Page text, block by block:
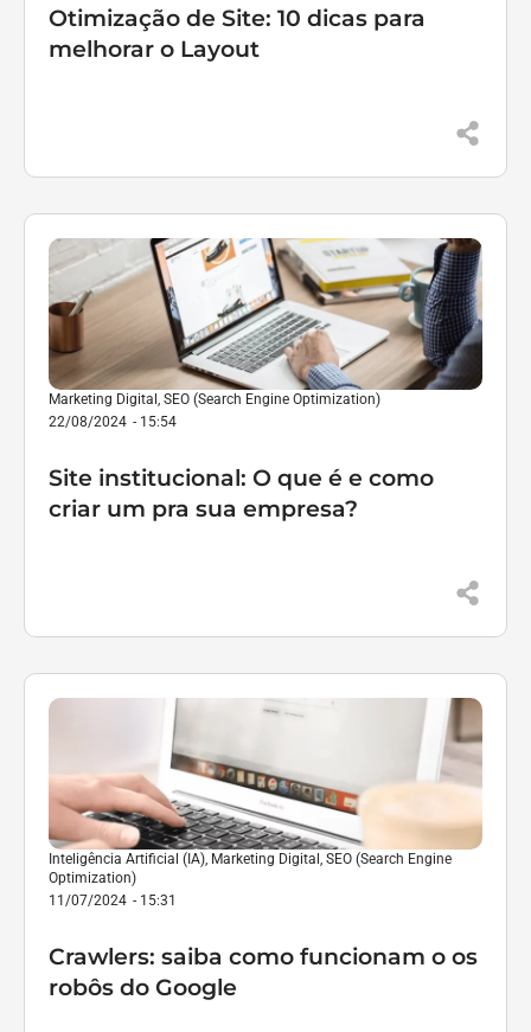
Otimização de Site: 10 dicas para
melhorar o Layout
Marketing Digital, SEO (Search Engine Optimization)
22/08/2024 - 15:54
Site institucional: O que é e como
criar um pra sua empresa?
Inteligência Artificial (IA), Marketing Digital, SEO (Search Engine
Optimization)
11/07/2024 - 15:31
Crawlers: saiba como funcionam o os
robôs do Google